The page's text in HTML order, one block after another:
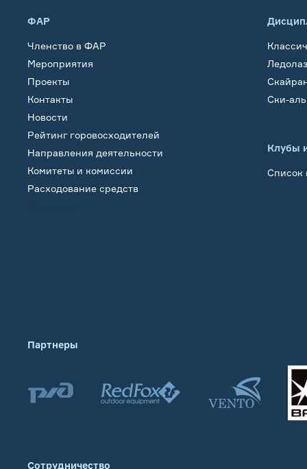
ФАР
Членство в ФАР
Мероприятия
Проекты
Контакты
Новости
Рейтинг горовосходителей
Направления деятельности
Комитеты и комиссии
Расходование средств
Ски-
Клубы
Список
Партнеры
Сотрудничество